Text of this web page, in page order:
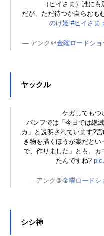
（ヒイさま）誰に
だが、ただ待つか自らおも
のけ姫 #ヒイさま
— アンク＠金曜ロードショ
ヤックル
ケガしてもつ
パンフでは「今日では絶
カ」と説明されています?
き物を描くほうが楽だと
で、作りました」とも。
たんですね?
— アンク＠金曜ロードシ
シシ神